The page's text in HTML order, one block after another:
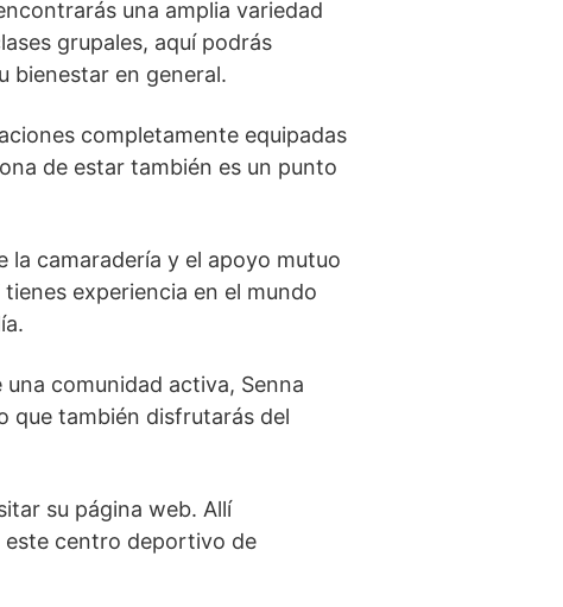
una amplia variedad
grupales, aquí podrás
bienestar en general.
completamente equipadas
de estar también es un punto
camaradería y el apoyo mutuo
experiencia en el mundo
comunidad activa, Senna
que también disfrutarás del
su página web. Allí
este centro deportivo de